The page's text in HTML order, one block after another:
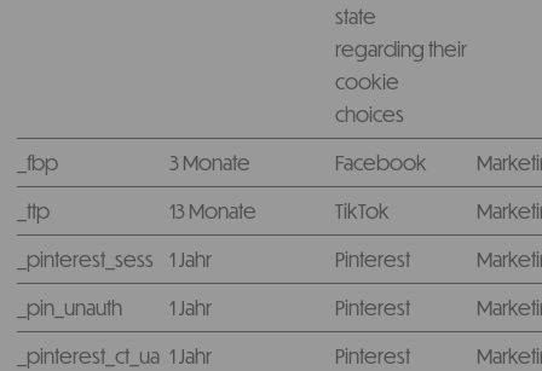
state
regarding their
cookie
choices
_fbp 3 Monate Facebook
_ttp
13 Monate TikTok
_pinterest_sess
1 Jahr Pinterest
_pin_unauth
1 Jahr Pinterest
_pinterest_ct_ua 1 Jahr Pinterest